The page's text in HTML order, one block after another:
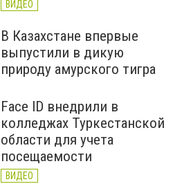
ВИДЕО
В Казахстане впервые
выпустили в дикую
природу амурского тигра
Face ID внедрили в
колледжах Туркестанской
области для учета
посещаемости
ВИДЕО